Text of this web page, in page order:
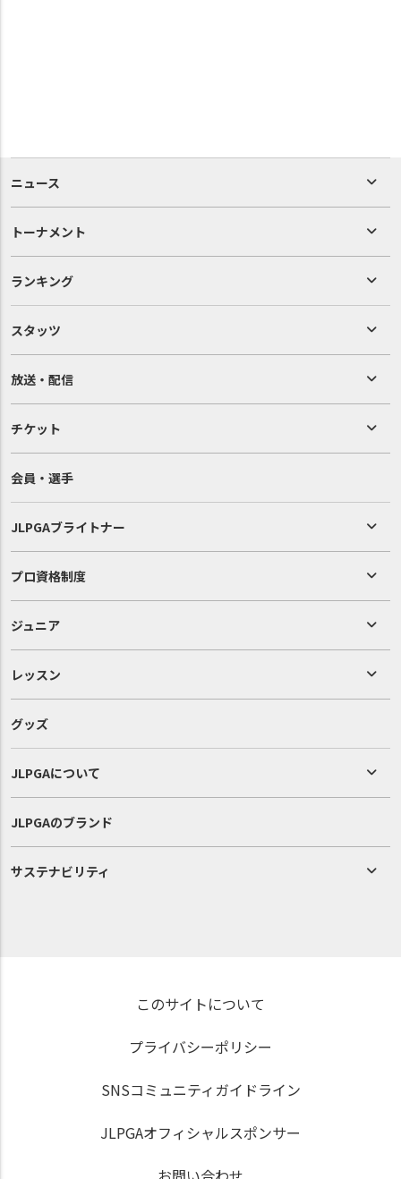
ニュース
トーナメント
ランキング
スタッツ
放送・配信
チケット
会員・選手
JLPGAブライトナー
プロ資格制度
ジュニア
レッスン
グッズ
JLPGAについて
JLPGAのブランド
サステナビリティ
このサイトについて
プライバシーポリシー
SNSコミュニティガイドライン
JLPGAオフィシャルスポンサー